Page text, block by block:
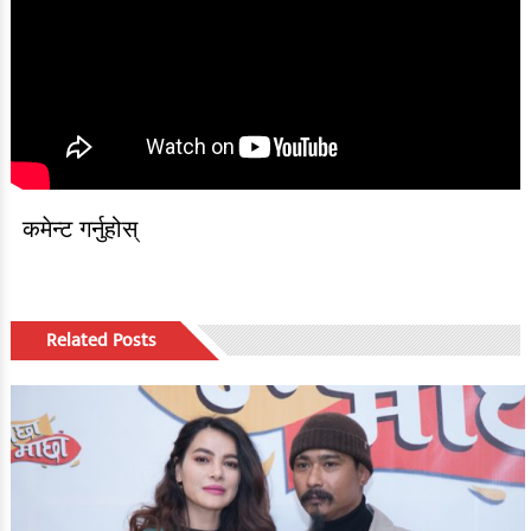
कमेन्ट गर्नुहोस्
Related Posts